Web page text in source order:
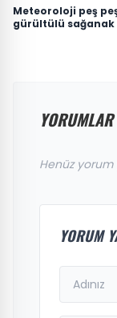
Meteoroloji peş
gürültülü sağanak
Henüz yorum
YORUM